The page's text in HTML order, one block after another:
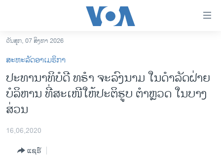
ເຂົ້າ
ຫາ
ຂ້າມ
ຂ້າມ
ໄປ
ຫາ
ຊອກ
ອາເມຣິກາ
ການເລືອກຕັ້ງ ປະທານາທີບໍດີ ສະຫະລັດ 2024
ວັນສຸກ, 07 ສິງຫາ 2026
ສະຫະລັດອາເມຣິກາ
ປະທານາທິບໍດີ ທຣຳ ຈະລົງນາມ ໃນດຳລັດຝ່າຍ
ບໍລິຫານ ທີ່ສະເໜີໃຫ້ປະຕິຮູບ ຕຳຫຼວດ ໃນບາງ
ສ່ວນ
16,06,2020
ແຊຣ໌